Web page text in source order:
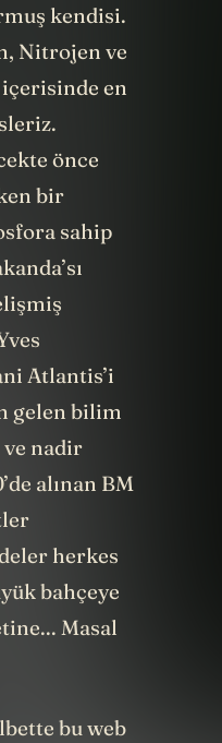
kendisi.
Nitrojen ve
en
önce
bir
sahip
Atlantis’i
gelen bilim
ve nadir
alınan BM
herkes
bahçeye
Masal
bu web